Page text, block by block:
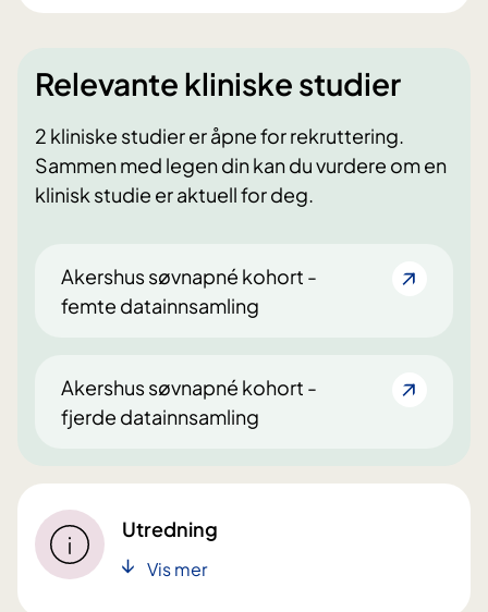
Relevante kliniske studier
2 kliniske studier er åpne for rekruttering.
Sammen med legen din kan du vurdere om en
klinisk studie er aktuell for deg.
Akershus søvnapné kohort -
femte datainnsamling
Akershus søvnapné kohort -
fjerde datainnsamling
Utredning
Vis mer